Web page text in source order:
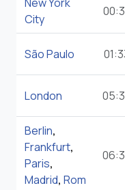
City
São Paulo
London
Berlin,
Frankfurt,
Paris,
Madrid, Rom